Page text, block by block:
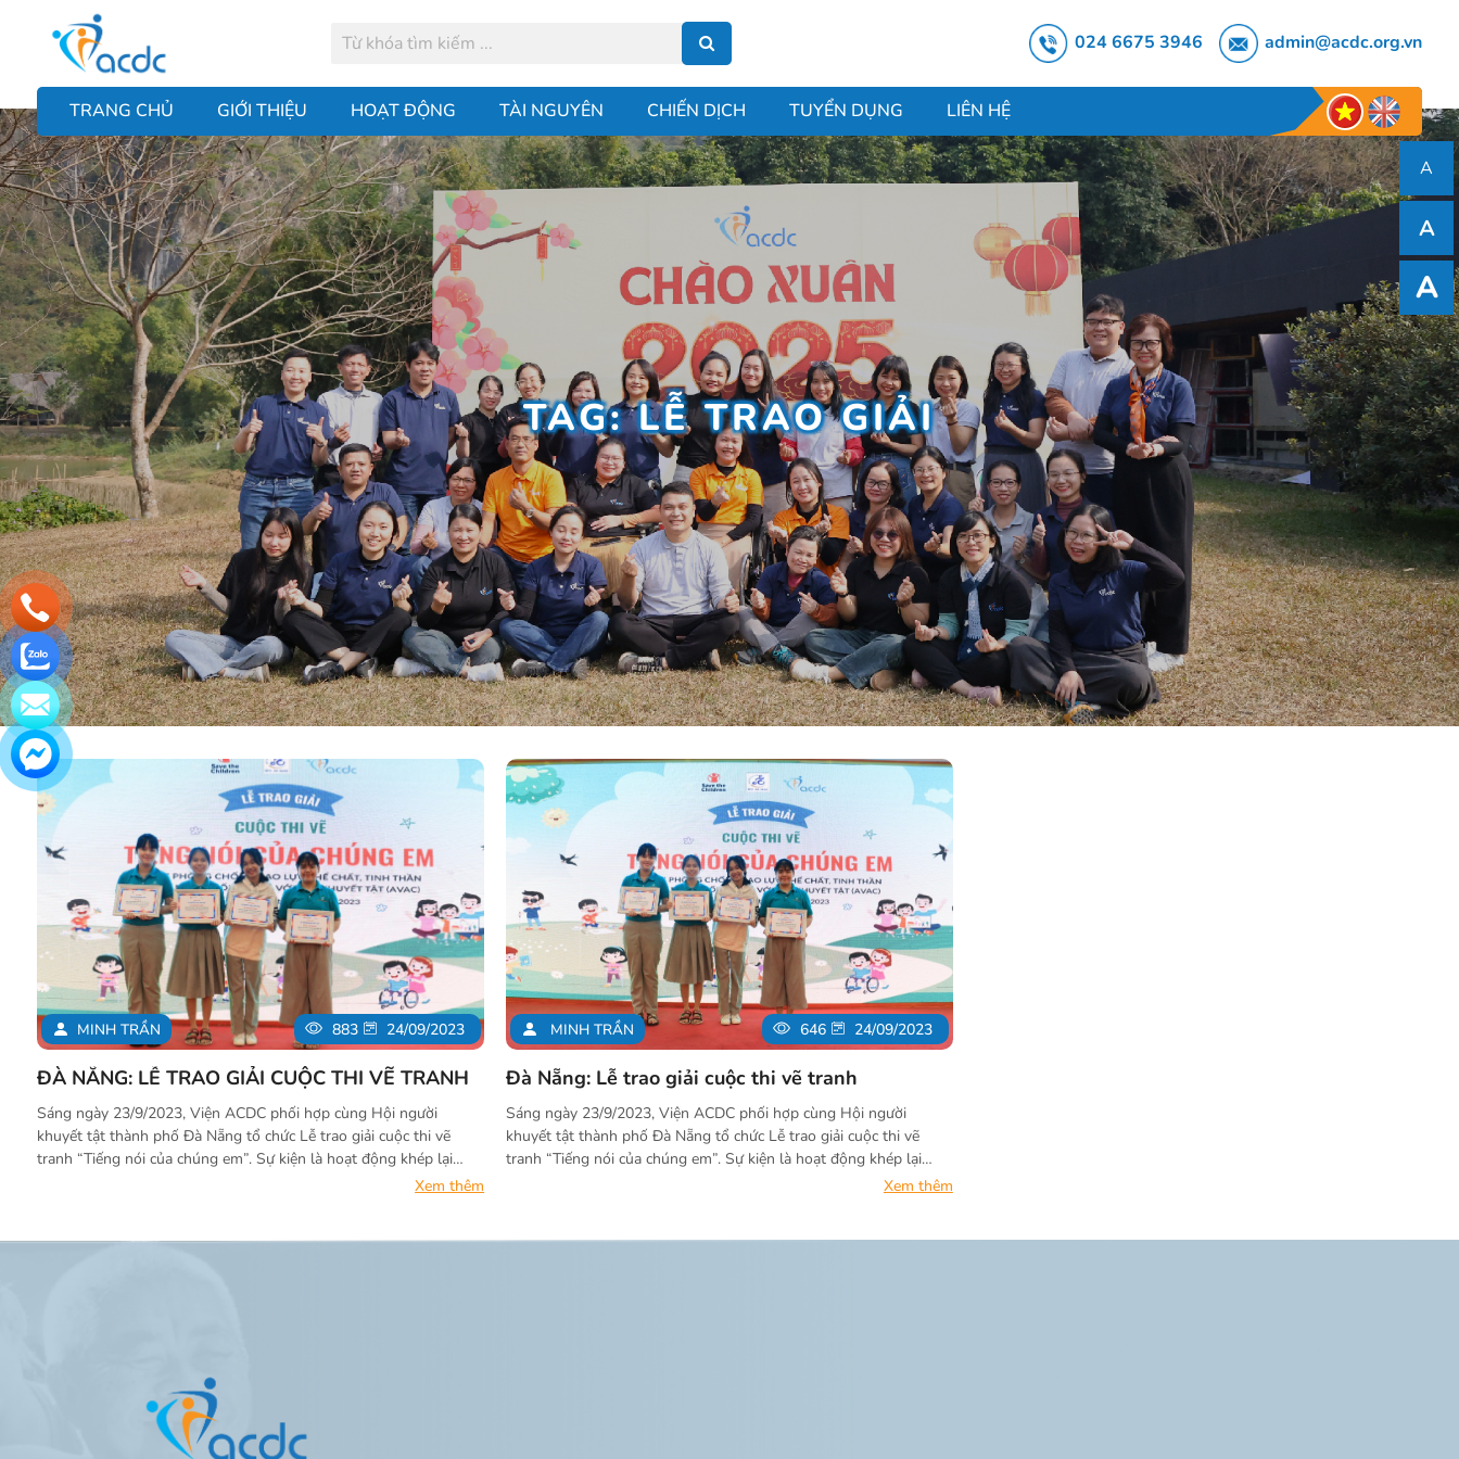
024 6675 3946 admin@acdc.org.vn
TRANG CHỦ GIỚI THIỆU HOẠT ĐỘNG TÀI NGUYÊN CHIẾN DỊCH TUYỂN DỤNG LIÊN HỆ
TAG: LỄ TRAO GIẢI
MINH TRẦN 883 24/09/2023
ĐÀ NẴNG: LỄ TRAO GIẢI CUỘC THI VẼ TRANH
Sáng ngày 23/9/2023, Viện ACDC phối hợp cùng Hội người
khuyết tật thành phố Đà Nẵng tổ chức Lễ trao giải cuộc thi vẽ
tranh “Tiếng nói của chúng em”. Sự kiện là hoạt động khép lại
cuộc thi vẽ tranh do Viện ACDC phát động trong mùa hè này.Xem thêm
MINH TRẦN 646 24/09/2023
Đà Nẵng: Lễ trao giải cuộc thi vẽ tranh
Sáng ngày 23/9/2023, Viện ACDC phối hợp cùng Hội người
khuyết tật thành phố Đà Nẵng tổ chức Lễ trao giải cuộc thi vẽ
tranh “Tiếng nói của chúng em”. Sự kiện là hoạt động khép lại
cuộc thi vẽ tranh do Viện ACDC phát động trong mùa hè này.Xem thêm
A
A
A